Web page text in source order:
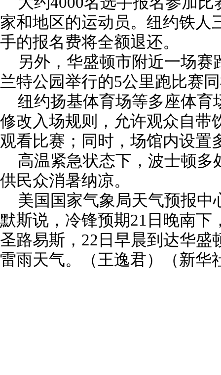
家和地区的运动员。纽约铁人
手的报名费将全额退还。
另外，华盛顿市附近一场
兰特公园举行的5公里跑比赛
纽约扬基体育场等多座体育
修改入场规则，允许观众自带
观看比赛；同时，场馆内设置
高温紧急状态下，波士顿多
供民众消暑纳凉。
美国国家气象局天气预报中
默斯说，冷锋预期21日晚南下
圣路易斯，22日早晨到达华盛
雷雨天气。（王逸君）（新华